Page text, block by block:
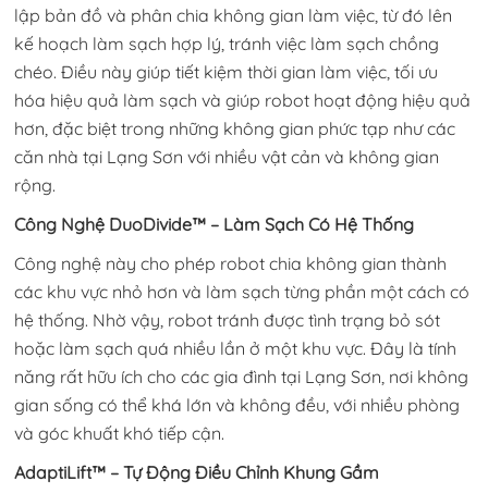
lập bản đồ và phân chia không gian làm việc, từ đó lên
kế hoạch làm sạch hợp lý, tránh việc làm sạch chồng
chéo. Điều này giúp tiết kiệm thời gian làm việc, tối ưu
hóa hiệu quả làm sạch và giúp robot hoạt động hiệu quả
hơn, đặc biệt trong những không gian phức tạp như các
căn nhà tại Lạng Sơn với nhiều vật cản và không gian
rộng.
Công Nghệ DuoDivide™ – Làm Sạch Có Hệ Thống
Công nghệ này cho phép robot chia không gian thành
các khu vực nhỏ hơn và làm sạch từng phần một cách có
hệ thống. Nhờ vậy, robot tránh được tình trạng bỏ sót
hoặc làm sạch quá nhiều lần ở một khu vực. Đây là tính
năng rất hữu ích cho các gia đình tại Lạng Sơn, nơi không
gian sống có thể khá lớn và không đều, với nhiều phòng
và góc khuất khó tiếp cận.
AdaptiLift™ – Tự Động Điều Chỉnh Khung Gầm